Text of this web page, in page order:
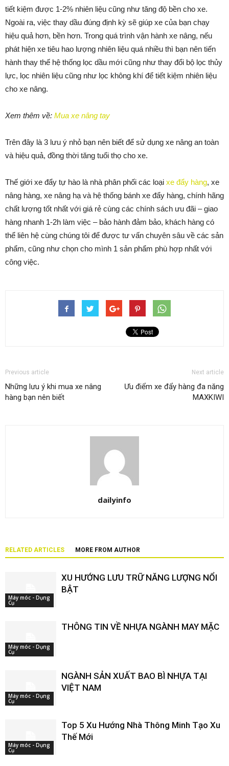
tiết kiệm được 1-2% nhiên liệu cũng như tăng độ bền cho xe.
Ngoài ra, việc thay dầu đúng định kỳ sẽ giúp xe của bạn chạy
hiệu quả hơn, bền hơn. Trong quá trình vận hành xe nâng, nếu
phát hiện xe tiêu hao lượng nhiên liệu quá nhiều thì bạn nên tiến
hành thay thế hệ thống lọc dầu mới cũng như thay đổi bộ lọc thủy
lực, lọc nhiên liệu cũng như lọc không khí để tiết kiệm nhiên liệu
cho xe nâng.
Xem thêm về: Mua xe nâng tay
Trên đây là 3 lưu ý nhỏ bạn nên biết để sử dụng xe nâng an toàn
và hiệu quả, đồng thời tăng tuổi thọ cho xe.
Thế giới xe đẩy tự hào là nhà phân phối các loại xe đẩy hàng, xe
nâng hàng, xe nâng hạ và hệ thống bánh xe đẩy hàng, chính hãng
chất lượng tốt nhất với giá rẻ cùng các chính sách ưu đãi – giao
hàng nhanh 1-2h làm việc – bảo hành đảm bảo, khách hàng có
thể liên hệ cùng chúng tôi để được tư vấn chuyên sâu về các sản
phẩm, cũng như chọn cho mình 1 sản phẩm phù hợp nhất với
công việc.
Previous article
Những lưu ý khi mua xe nâng
hàng bạn nên biết
Next article
Ưu điểm xe đẩy hàng đa năng
MAXKIWI
dailyinfo
RELATED ARTICLES MORE FROM AUTHOR
Máy móc - Dụng
Cụ
XU HƯỚNG LƯU TRỮ NĂNG LƯỢNG NỔI
BẬT
Máy móc - Dụng
Cụ
THÔNG TIN VỀ NHỰA NGÀNH MAY MẶC
Máy móc - Dụng
Cụ
NGÀNH SẢN XUẤT BAO BÌ NHỰA TẠI
VIỆT NAM
Máy móc - Dụng
Cụ
Top 5 Xu Hướng Nhà Thông Minh Tạo Xu
Thế Mới